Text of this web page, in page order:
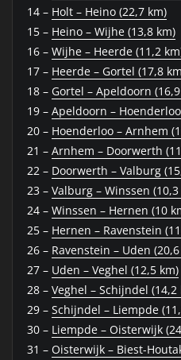
14 – Holt – Heino (22,7 km)
15 – Heino – Wijhe (13,8 km)
16 – Wijhe – Heerde (11,2
17 – Heerde – Gortel (17,8
18 – Gortel – Apeldoorn
19 – Apeldoorn –
20 – Hoenderloo – Arnhem
21 – Arnhem – Doorwerth
22 – Doorwerth – Valburg
23 – Valburg – Winssen
24 – Winssen – Hernen (10
25 – Hernen – Ravenstein
26 – Ravenstein – Uden
27 – Uden – Veghel (12,5 km)
28 – Veghel – Schijndel (14,2
29 – Schijndel – Liempde
30 – Liempde – Oisterwijk
31 – Oisterwijk – Biest-